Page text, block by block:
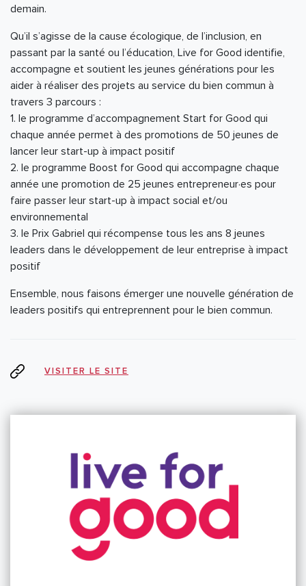
demain.
Qu’il s’agisse de la cause écologique, de l’inclusion, en
passant par la santé ou l’éducation, Live for Good identifie,
accompagne et soutient les jeunes générations pour les
aider à réaliser des projets au service du bien commun à
travers 3 parcours :
1. le programme d’accompagnement Start for Good qui
chaque année permet à des promotions de 50 jeunes de
lancer leur start-up à impact positif
2. le programme Boost for Good qui accompagne chaque
année une promotion de 25 jeunes entrepreneur·es pour
faire passer leur start-up à impact social et/ou
environnemental
3. le Prix Gabriel qui récompense tous les ans 8 jeunes
leaders dans le développement de leur entreprise à impact
positif
Ensemble, nous faisons émerger une nouvelle génération de
leaders positifs qui entreprennent pour le bien commun.
VISITER LE SITE